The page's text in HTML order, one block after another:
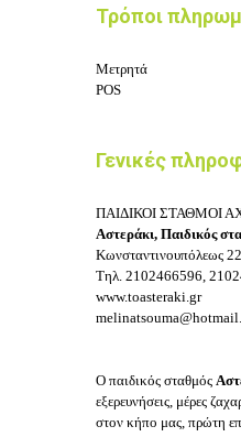
Τρόποι
Μετρητά
POS
Γενικές
ΠΑΙΔΙΚΟΙ ΣΤΑΘΜΟΙ
Αστεράκι, Παιδικός
Κωνσταντινουπόλεως
Τηλ. 2102466596,
www.toasteraki.gr
Ο παιδικός σταθμός
εξερευνήσεις, μέρες
στον κήπο μας, πρώτη